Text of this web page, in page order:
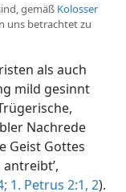
gemäß Kolosser
uns betrachtet zu
als auch
mild gesinnt
Nachrede
Geist Gottes
1. Petrus 2:1, 2).